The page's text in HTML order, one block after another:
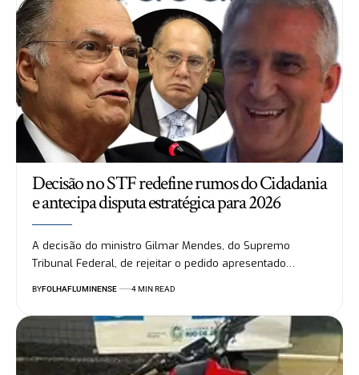
Decisão no STF redefine rumos do Cidadania
e antecipa disputa estratégica para 2026
A decisão do ministro Gilmar Mendes, do Supremo
Tribunal Federal, de rejeitar o pedido apresentado…
BYFOLHAFLUMINENSE 4 MIN READ